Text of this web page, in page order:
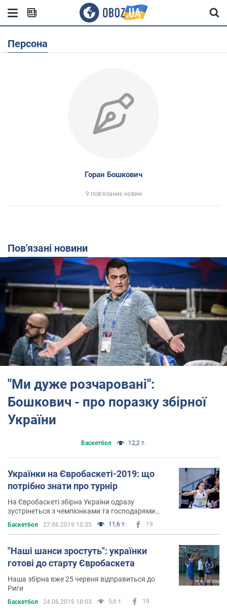
Персона
Горан Бошкович
9 пов'язаних новин
Пов'язані новини
"Ми дуже розчаровані":
Бошкович - про поразку збірної
України
Баскетбол 12,2 т.
Українки на Євробаскеті-2019: що
потрібно знати про турнір
На Євробаскеті збірна України одразу
зустрінеться з чемпіонками та господарями
Баскетбол 27.06.2019 10:35 11,6 т. 19
"Наші шанси зростуть": українки
готові до старту Євробаскета
Наша збірна вже 25 червня відправиться до
Риги
Баскетбол 24.06.2019 18:03 5,6 т. 19